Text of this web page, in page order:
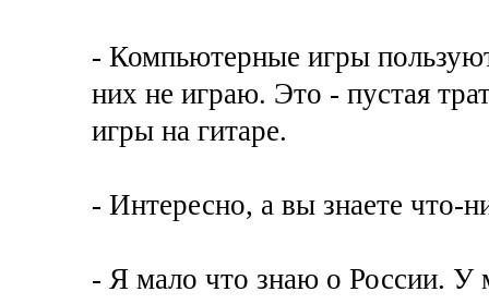
- Компьютерные игры
них не играю. Это - пустая
игры на гитаре.
- Интересно, а вы знаете что-
- Я мало что знаю о России. У